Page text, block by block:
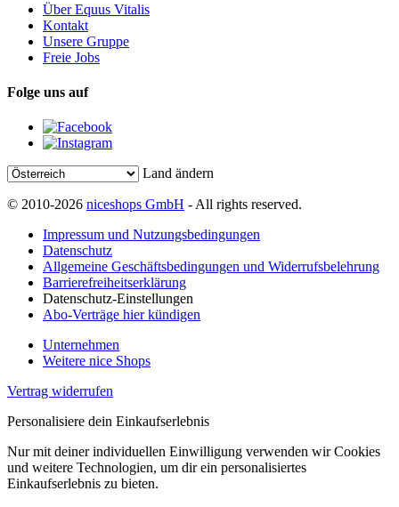
Über Equus Vitalis
Kontakt
Unsere Gruppe
Freie Jobs
Folge uns auf
Land ändern
© 2010-2026 niceshops GmbH - All rights reserved.
Impressum und Nutzungsbedingungen
Datenschutz
Allgemeine Geschäftsbedingungen und Widerrufsbelehrung
Barrierefreiheitserklärung
Datenschutz-Einstellungen
Abo-Verträge hier kündigen
Unternehmen
Weitere nice Shops
Vertrag widerrufen
Personalisiere dein Einkaufserlebnis
Nur mit deiner individuellen Einwilligung verwenden wir Cookies
und weitere Technologien, um dir ein personalisiertes
Einkaufserlebnis zu bieten.